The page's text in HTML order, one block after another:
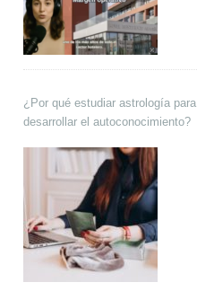
¿Por qué estudiar astrología para
desarrollar el autoconocimiento?